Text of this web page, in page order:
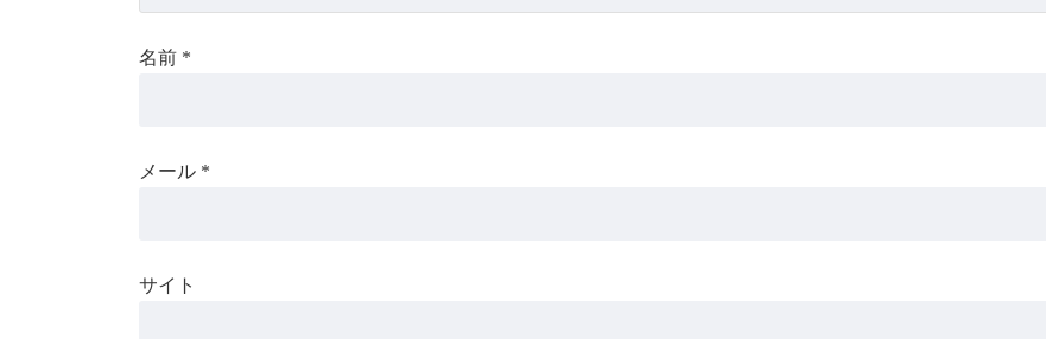
名前 *
メール *
サイト